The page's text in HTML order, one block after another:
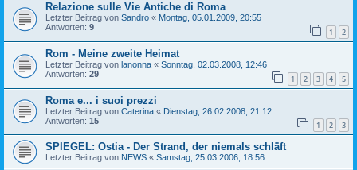
Relazione sulle Vie Antiche di Roma
Letzter Beitrag von Sandro « Montag, 05.01.2009, 20:55
Antworten: 9 1 2
Rom - Meine zweite Heimat
Letzter Beitrag von lanonna « Sonntag, 02.03.2008, 12:46
Antworten: 29 1 2 3 4 5
Roma e... i suoi prezzi
Letzter Beitrag von Caterina « Dienstag, 26.02.2008, 21:12
Antworten: 15 1 2 3
SPIEGEL: Ostia - Der Strand, der niemals schläft
Letzter Beitrag von NEWS « Samstag, 25.03.2006, 18:56